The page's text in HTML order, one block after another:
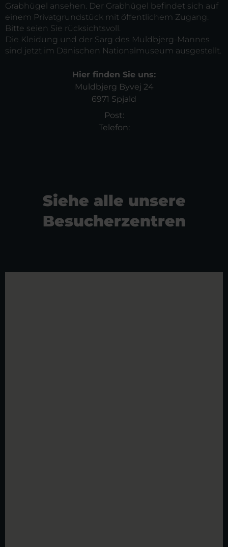
Grabhügel ansehen. Der Grabhügel befindet sich auf
einem Privatgrundstück mit öffentlichem Zugang.
Bitte seien Sie rücksichtsvoll.
Die Kleidung und der Sarg des Muldbjerg-Mannes
sind jetzt im Dänischen Nationalmuseum ausgestellt.
Hier finden Sie uns:
Muldbjerg Byvej 24
6971 Spjald
Post:
Telefon:
Siehe alle unsere
Besucherzentren